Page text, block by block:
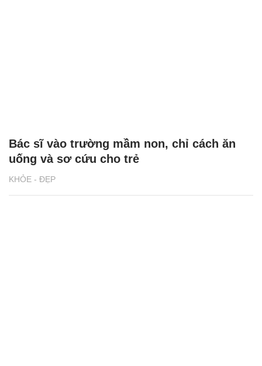
KHỎE - ĐẸP
Bác sĩ vào trường mầm non, chỉ cách ăn
uống và sơ cứu cho trẻ